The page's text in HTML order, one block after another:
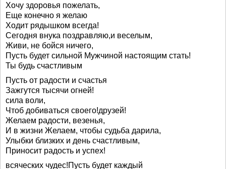
Хочу здоровья пожелать,
Еще конечно я желаю
Ходит рядышком всегда!
Сегодня внука поздравляю,и веселым,
Живи, не бойся ничего,
Пусть будет сильной Мужчиной настоящим стать!
Ты будь счастливым
Пусть от радости и счастья
Зажгутся тысячи огней!
сила воли,
Чтоб добиваться своего!друзей!
Желаем радости, везенья,
И в жизни Желаем, чтобы судьба дарила,
Улыбки близких и день счастливым,
Приносит радость и успех!
всяческих чудес!Пусть будет каждый